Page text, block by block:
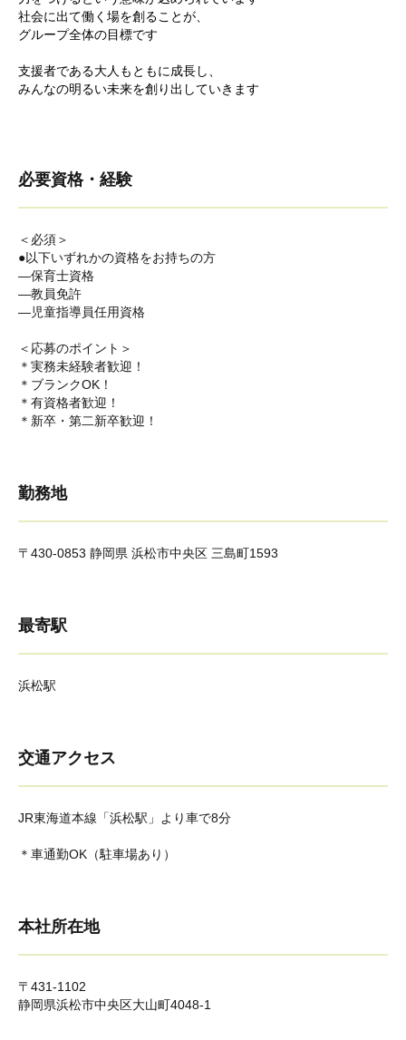
社会に出て働く場を創ることが、
グループ全体の目標です
支援者である大人もともに成長し、
みんなの明るい未来を創り出していきます
必要資格・経験
＜必須＞
●以下いずれかの資格をお持ちの方
―保育士資格
―教員免許
―児童指導員任用資格
＜応募のポイント＞
＊実務未経験者歓迎！
＊ブランクOK！
＊有資格者歓迎！
＊新卒・第二新卒歓迎！
勤務地
〒430-0853 静岡県 浜松市中央区 三島町1593
最寄駅
浜松駅
交通アクセス
JR東海道本線「浜松駅」より車で8分
＊車通勤OK（駐車場あり）
本社所在地
〒431-1102
静岡県浜松市中央区大山町4048-1